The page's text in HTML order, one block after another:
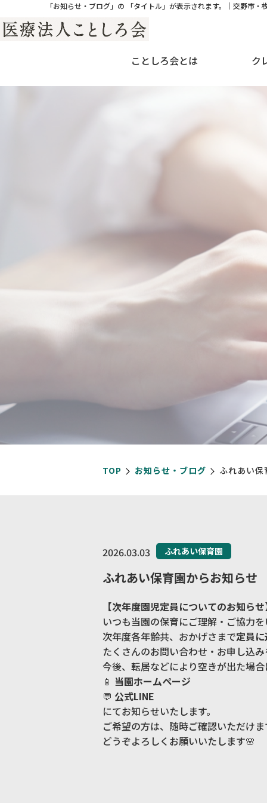
「お知らせ・ブログ」の 「タイトル」が表示されます。｜交野市
ことしろ会とは ク
TOP お知らせ・ブログ ふれあい
2026.03.03 ふれあい保育園
ふれあい保育園からお知らせ
【次年度園児定員についてのお知らせ
いつも当園の保育にご理解・ご協力
次年度各年齢共、おかげさまで定員
たくさんのお問い合わせ・お申し込
今後、転居などにより空きが出た場
📱 当園ホームページ
💬 公式LINE
にてお知らせいたします。
ご希望の方は、随時ご確認いただけ
どうぞよろしくお願いいたします🌸